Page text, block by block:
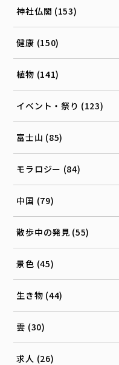
神社仏閣 (153)
健康 (150)
植物 (141)
イベント・祭り (123)
富士山 (85)
モラロジー (84)
中国 (79)
散歩中の発見 (55)
景色 (45)
生き物 (44)
雲 (30)
求人 (26)